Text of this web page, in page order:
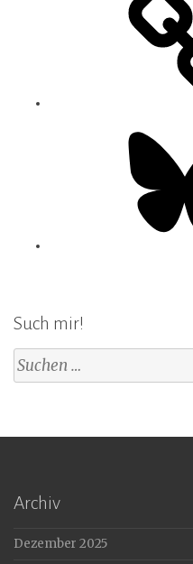
Such mir!
Suchen
nach:
Archiv
Dezember 2025